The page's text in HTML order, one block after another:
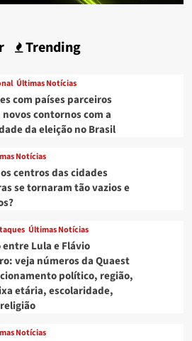
Trending
Últimas Notícias
com países parceiros
contornos com a
da eleição no Brasil
Notícias
centros das cidades
se tornaram tão vazios e
Últimas Notícias
Lula e Flávio
veja números da Quaest
político, região,
etária, escolaridade,
Notícias